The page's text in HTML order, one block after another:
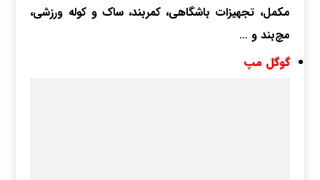
مکمل، تجهیزات باشگاهی، کمربند، ساک و کوله ورزشی،
مچ‌بند و …
گوگل مپ